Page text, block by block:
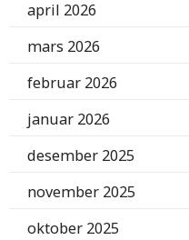
april 2026
mars 2026
februar 2026
januar 2026
desember 2025
november 2025
oktober 2025